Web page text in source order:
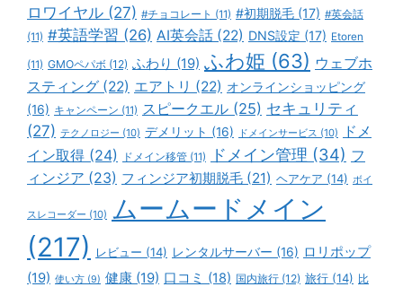
ロワイヤル (27) #チョコレート (11) #初期脱毛 (17) #英会話
(11) #英語学習 (26) AI英会話 (22) DNS設定 (17) Etoren
(11) GMOペパボ (12) ふわり (19) ふわ姫 (63) ウェブホ
スティング (22) エアトリ (22) オンラインショッピング
(16) キャンペーン (11) スピークエル (25) セキュリティ
(27) テクノロジー (10) デメリット (16) ドメインサービス (10)
ドメ
イン取得 (24) ドメイン移管 (11) ドメイン管理 (34) フ
ィンジア (23) フィンジア初期脱毛 (21) ヘアケア (14) ボイ
スレコーダー (10) ムームードメイン
(217)
レビュー (14) レンタルサーバー (16) ロリポップ
(19) 使い方 (9) 健康 (19) 口コミ (18) 国内旅行 (12) 旅行 (14) 比